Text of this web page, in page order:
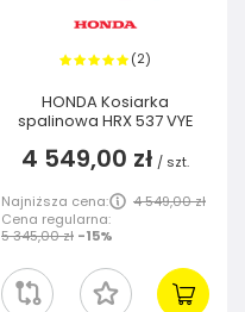
(2)
HONDA Kosiarka
spalinowa HRX 537 VYE
4 549,00 zł / szt.
Najniższa cena:
4 549,00 zł
Cena regularna:
5 345,00 zł -15%